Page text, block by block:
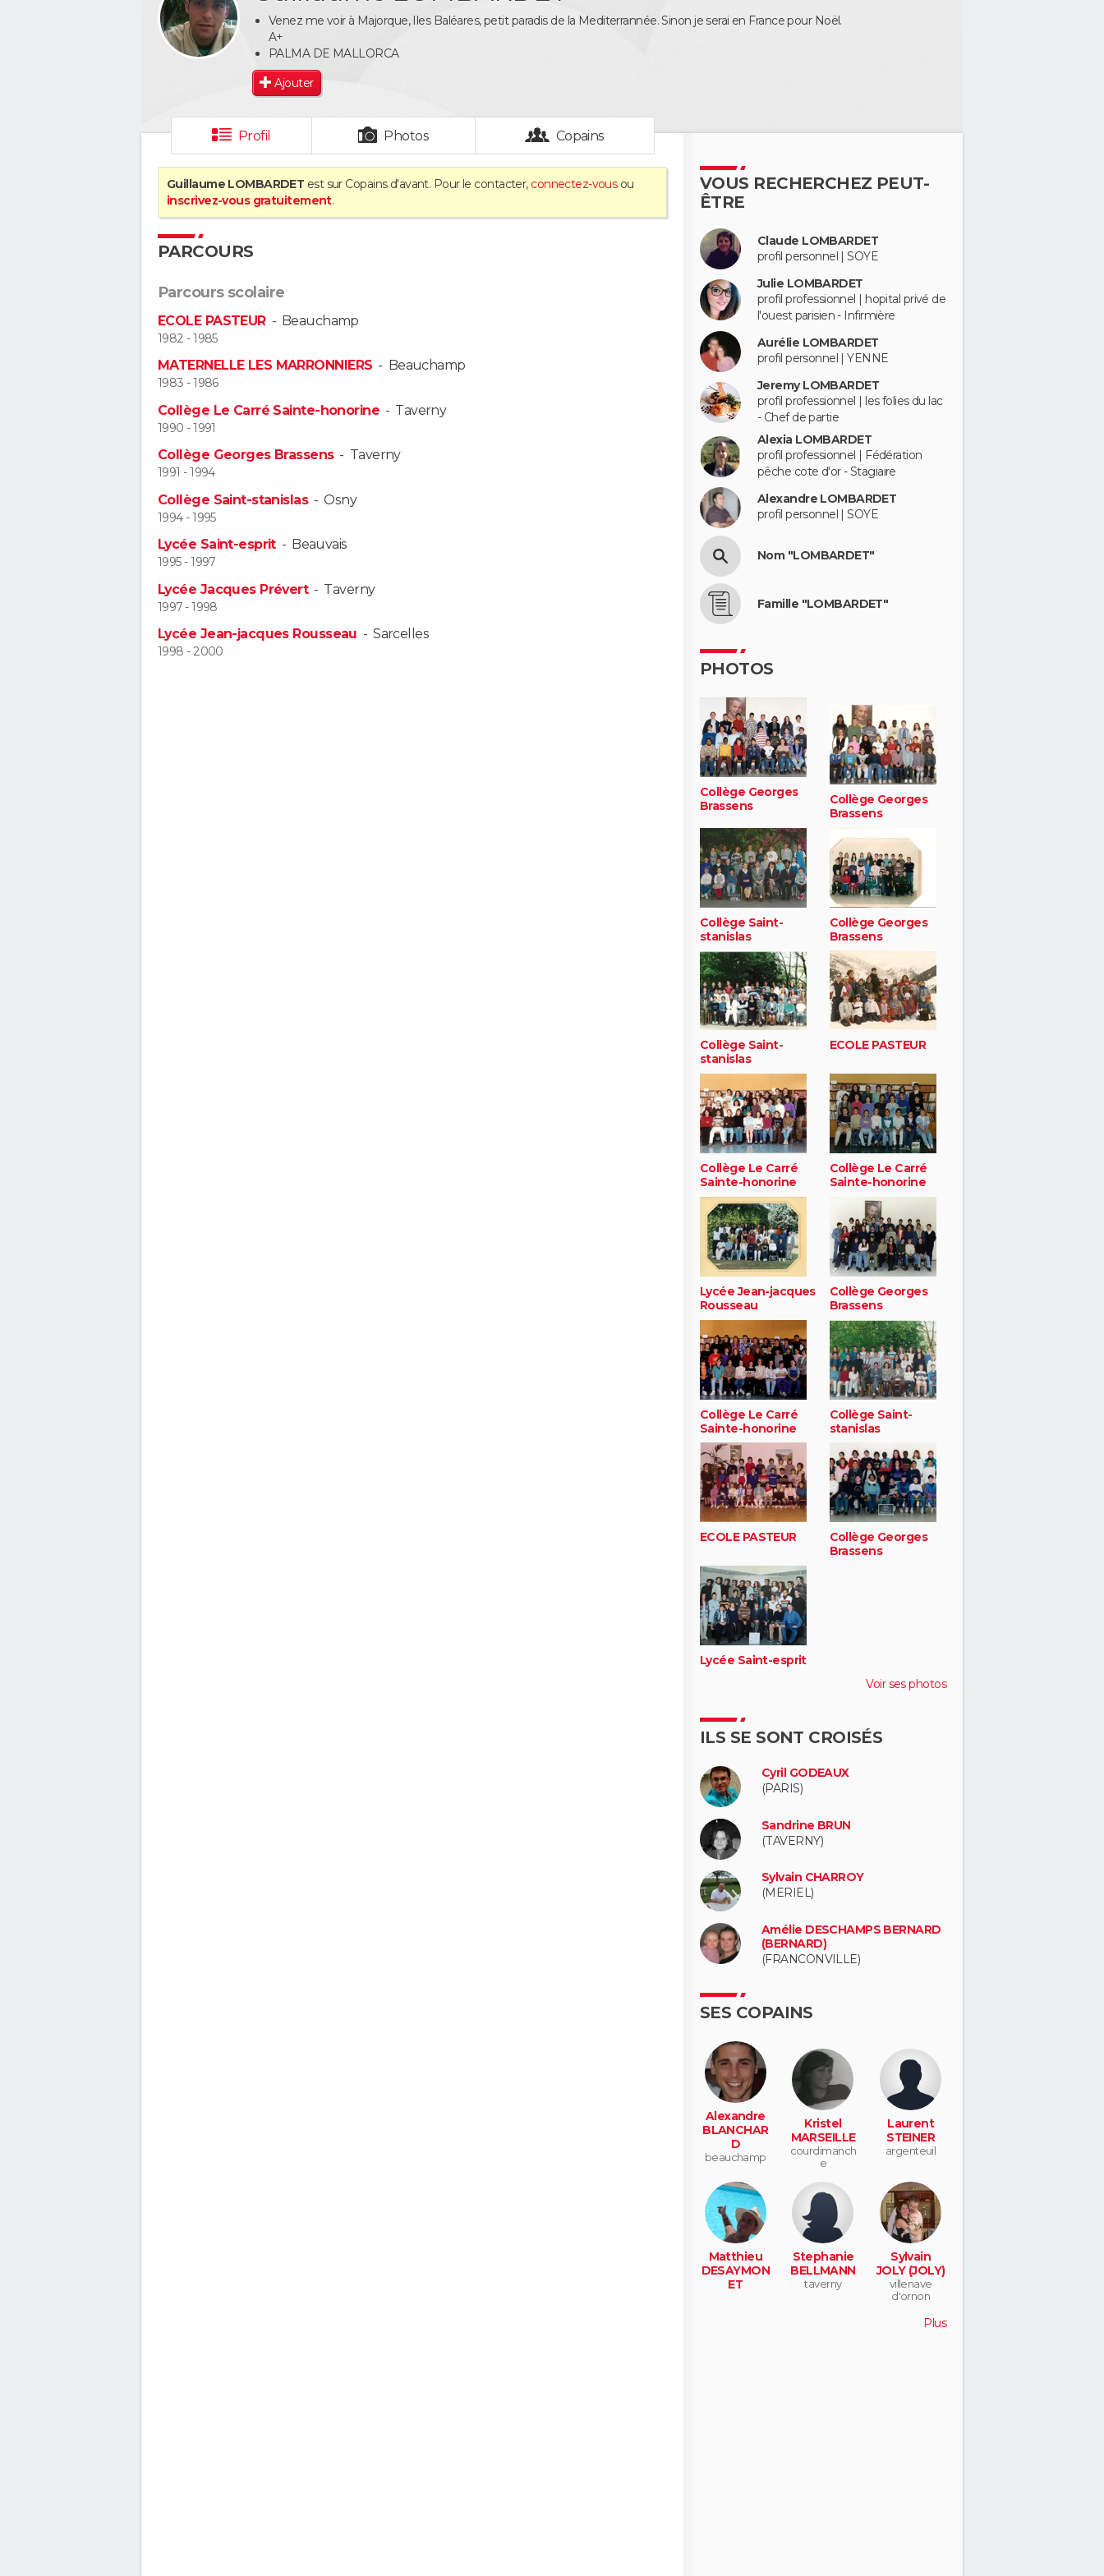
Venez me voir à Majorque, Iles Baléares, petit paradis de la Mediterrannée. Sinon je serai en France pour Noël.
A+
PALMA DE MALLORCA
Ajouter
Profil Photos Copains
Guillaume LOMBARDET est sur Copains d'avant. Pour le contacter, connectez-vousou
inscrivez-vous gratuitement.
PARCOURS
Parcours scolaire
ECOLE PASTEUR- Beauchamp
1982 - 1985
MATERNELLE LES MARRONNIERS - Beauchamp
1983 - 1986
Collège Le Carré Sainte-honorine - Taverny
1990 - 1991
Collège Georges Brassens- Taverny
1991 - 1994
Collège Saint-stanislas-Osny
1994 - 1995
Lycée Saint-esprit- Beauvais
1995 - 1997
Lycée Jacques Prévert- Taverny
1997 - 1998
Lycée Jean-jacques Rousseau -Sarcelles
1998 - 2000
VOUS RECHERCHEZ PEUT-
ÊTRE
Claude LOMBARDET
profil personnel | SOYE
Julie LOMBARDET
profil professionnel | hopital privé de
l'ouest parisien - Infirmière
Aurélie LOMBARDET
profil personnel | YENNE
Jeremy LOMBARDET
profil professionnel | les folies du lac
- Chef de partie
Alexia LOMBARDET
profil professionnel | Fédération
pêche cote d'or - Stagiaire
Alexandre LOMBARDET
profil personnel | SOYE
Nom "LOMBARDET"
Famille "LOMBARDET"
PHOTOS
Collège Georges
Brassens
Collège Georges
Brassens
Collège Saint-
stanislas
Collège Georges
Brassens
Collège Saint-
stanislas
ECOLE PASTEUR
Collège Le Carré
Sainte-honorine
Collège Le Carré
Sainte-honorine
Lycée Jean-jacques
Rousseau
Collège Georges
Brassens
Collège Le Carré
Sainte-honorine
Collège Saint-
stanislas
ECOLE PASTEUR
Collège Georges
Brassens
Lycée Saint-esprit
Voir ses photos
ILS SE SONT CROISÉS
Cyril GODEAUX
(PARIS)
Sandrine BRUN
(TAVERNY)
Sylvain CHARROY
(MERIEL)
Amélie DESCHAMPS BERNARD
(BERNARD)
(FRANCONVILLE)
SES COPAINS
Alexandre
BLANCHAR
D
beauchamp
Kristel
MARSEILLE
courdimanch
e
Laurent
STEINER
argenteuil
Matthieu
DESAYMON
ET
Stephanie
BELLMANN
taverny
Sylvain
JOLY (JOLY)
villenave
d'ornon
Plus